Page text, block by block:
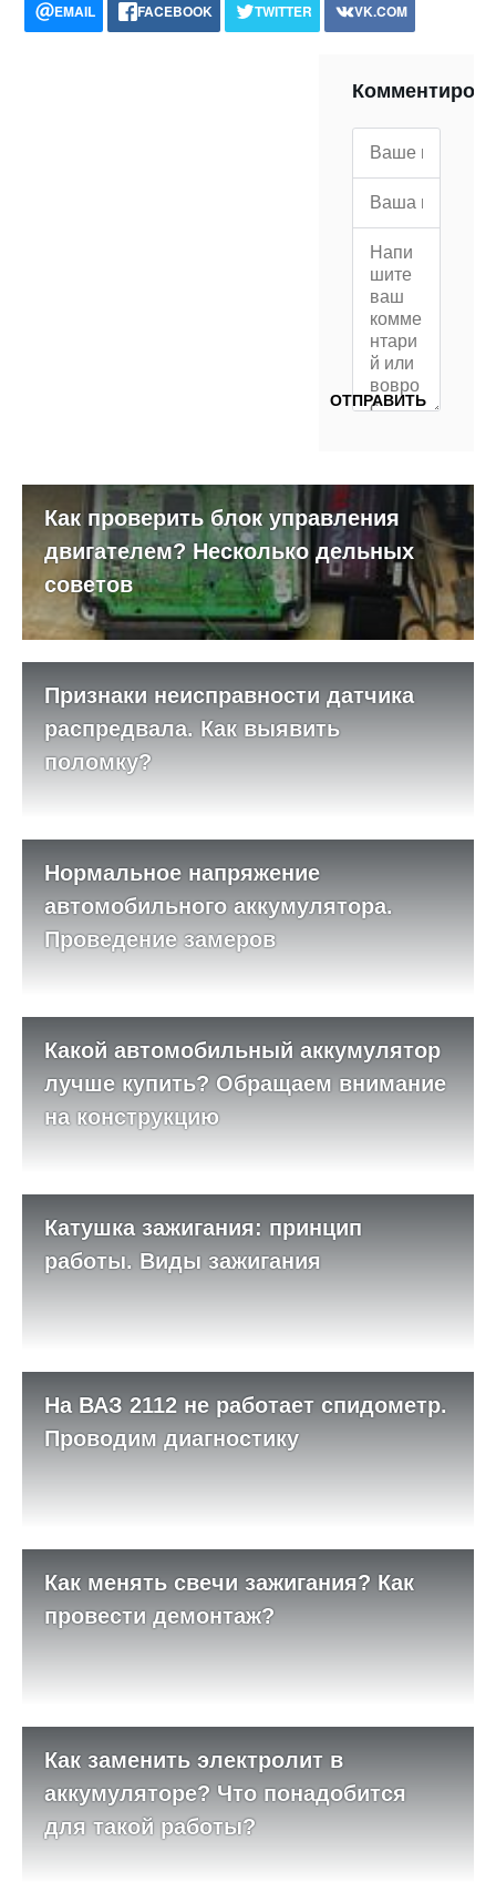
EMAIL FACEBOOK TWITTER
VK.COM
Как проверить блок управления
двигателем? Несколько дельных
советов
Признаки неисправности датчика
распредвала. Как выявить
поломку?
Нормальное напряжение
автомобильного аккумулятора.
Проведение замеров
Какой автомобильный аккумулятор
лучше купить? Обращаем внимание
на конструкцию
Катушка зажигания: принцип
работы. Виды зажигания
На ВАЗ 2112 не работает спидометр.
Проводим диагностику
Как менять свечи зажигания? Как
провести демонтаж?
Как заменить электролит в
аккумуляторе? Что понадобится
для такой работы?